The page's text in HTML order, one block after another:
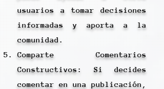
usuarios a tomar decisiones
informadas y aporta a la
comunidad.
Comparte Comentarios
Constructivos: Si decides
comentar en una publicación,